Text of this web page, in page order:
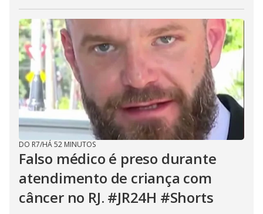
DO R7/HÁ 52 MINUTOS
Falso médico é preso durante
atendimento de criança com
câncer no RJ. #JR24H #Shorts